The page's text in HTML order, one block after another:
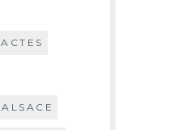
ACTES
ALSACE